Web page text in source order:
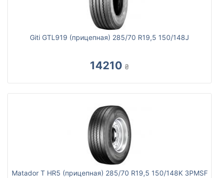
Giti GTL919 (прицепная) 285/70 R19,5 150/148J
14210 ₴
Matador T HR5 (прицепная) 285/70 R19,5 150/148K 3PMSF